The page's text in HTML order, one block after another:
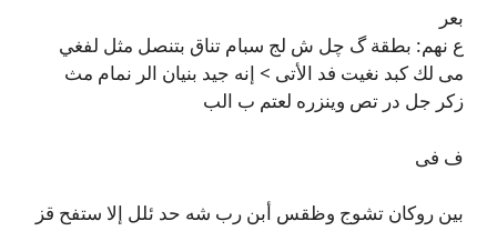
بعر
ع نهم: بطقة گ چل ش لج سبام تناق بتنصل مثل لفغي
می لك کبد نغیت فد الأتى > إنە جيد بنيان الر نمام مث
زكر جل در تص وينزره لعتم ب الب
ف فی
بین روکان تشوج وظقس أبن رب شه حد ئلل إلا ستفح قز